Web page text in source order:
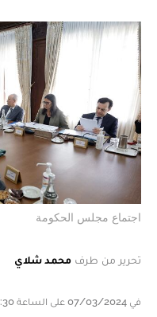
اجتماع مجلس الحكومة
تحرير من طرف محمد شلاي